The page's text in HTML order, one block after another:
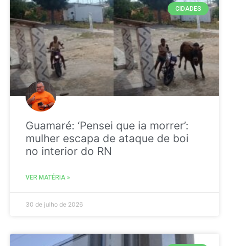
CIDADES
Guamaré: ‘Pensei que ia morrer’:
mulher escapa de ataque de boi
no interior do RN
VER MATÉRIA »
30 de julho de 2026